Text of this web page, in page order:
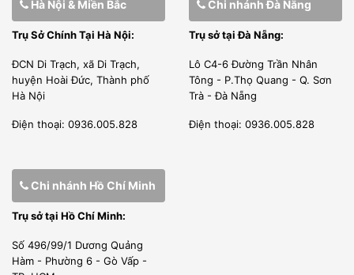
–Máy thái rau củ quả thiết kế bằng inox tốt nhất được xử
lý bế mặt đặc biệt, phù hợp tiêu chuẩn an toàn thực phẩm
cao
* Máy không chịu quá nhiều ảnh hưởng của thời tiết, độ
phẩm lâu dài, bền bỉ với thời gian.
* Thiết bị có ưu điểm hiệu suất cao, tiêu thụ năng lượng
Hà Nội & Miền Bắc
Trụ Sở Chính Tại Hà Nội:
ĐCN Di Trạch, xã Di Trạch,
huyện Hoài Đức, Thành phố
Hà Nội
Điện thoại: 0936.005.828
Chi nhánh Đà Nẵng
Trụ sở tại Đà Nẵng:
Lô C4-6 Đường Trần Nhân
Tông - P.Thọ Quang - Q. Sơn
Trà - Đà Nẵng
Điện thoại: 0936.005.828
Chi nhánh Hồ Chí Minh
Trụ sở tại Hồ Chí Minh:
Số 496/99/1 Dương Quảng
Hàm - Phường 6 - Gò Vấp -